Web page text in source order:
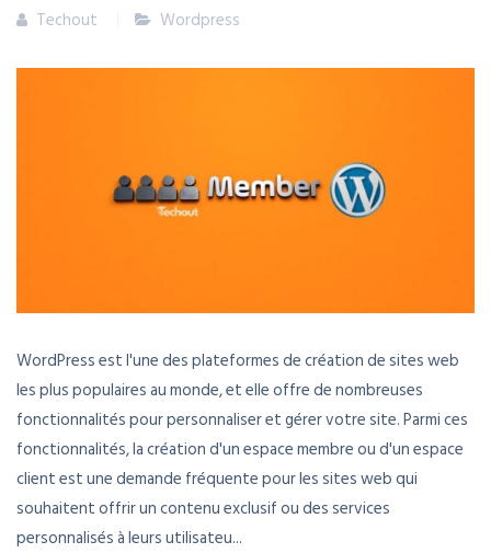
Techout Wordpress
WordPress est l'une des plateformes de création de sites web
les plus populaires au monde, et elle offre de nombreuses
fonctionnalités pour personnaliser et gérer votre site. Parmi ces
fonctionnalités, la création d'un espace membre ou d'un espace
client est une demande fréquente pour les sites web qui
souhaitent offrir un contenu exclusif ou des services
personnalisés à leurs utilisateu...